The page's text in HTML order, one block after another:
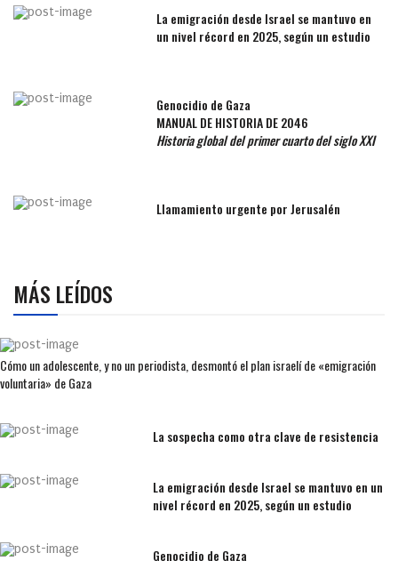
La emigración desde Israel se mantuvo en
un nivel récord en 2025, según un estudio
Genocidio de Gaza
MANUAL DE HISTORIA DE 2046
Historia global del primer cuarto del siglo XXI
Llamamiento urgente por Jerusalén
MÁS LEÍDOS
Cómo un adolescente, y no un periodista, desmontó el plan israelí de «emigración
voluntaria» de Gaza
La sospecha como otra clave de resistencia
La emigración desde Israel se mantuvo en un
nivel récord en 2025, según un estudio
Genocidio de Gaza